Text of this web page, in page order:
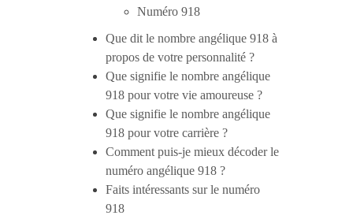
Numéro 918
Que dit le nombre angélique 918 à
propos de votre personnalité ?
Que signifie le nombre angélique
918 pour votre vie amoureuse ?
Que signifie le nombre angélique
918 pour votre carrière ?
Comment puis-je mieux décoder le
numéro angélique 918 ?
Faits intéressants sur le numéro
918